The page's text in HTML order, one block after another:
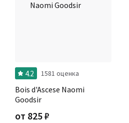
4.2 1581 оценка
Bois d'Ascese Naomi
Goodsir
от 825₽